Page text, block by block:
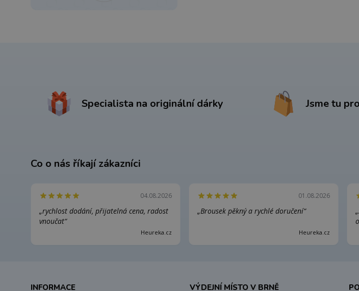
Specialista na originální dárky Jsme tu
Co o nás říkají zákazníci
04.08.2026
„rychlost dodání, přijatelná cena, radost
vnoučat“
Heureka.cz
01.08.2026
„Brousek pěkný a rychlé doručení“
Heureka.cz
INFORMACE VÝDEJNÍ MÍSTO V BRNĚ